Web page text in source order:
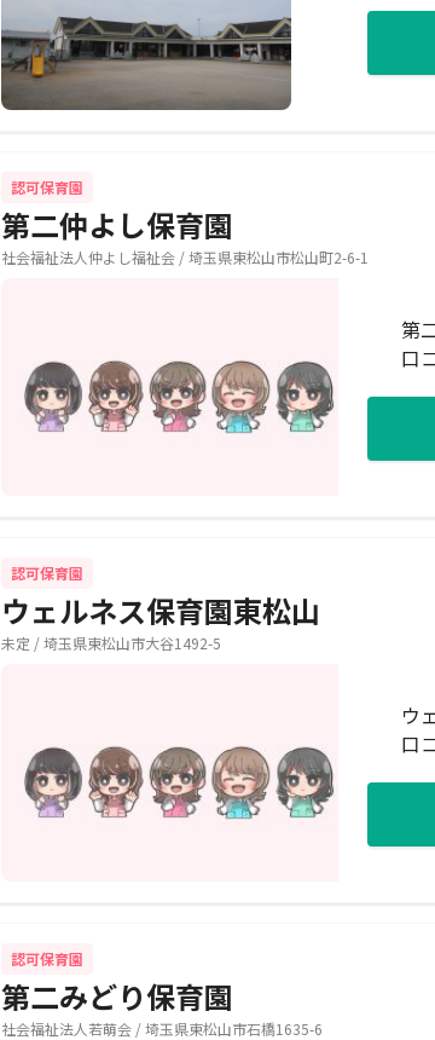
認可保育園
第二仲よし保育園
社会福祉法人仲よし福祉会 / 埼玉県東松山市松山町2-6-1
第
口
認可保育園
ウェルネス保育園東松山
未定 / 埼玉県東松山市大谷1492-5
ウ
口
認可保育園
第二みどり保育園
社会福祉法人若萌会 / 埼玉県東松山市石橋1635-6